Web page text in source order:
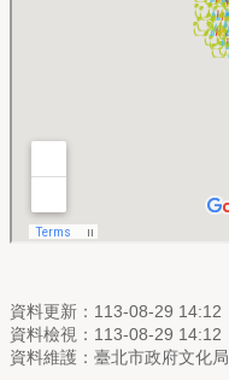
資料更新：113-08-29 14:12
資料檢視：113-08-29 14:12
資料維護：臺北市政府文化局